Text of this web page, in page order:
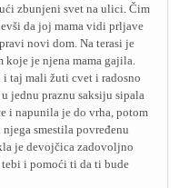
zbunjeni svet na ulici. Čim
da joj mama vidi prljave
novi dom. Na terasi je
je njena mama gajila.
taj mali žuti cvet i radosno
jednu praznu saksiju sipala
i napunila je do vrha, potom
smestila povređenu
je devojčica zadovoljno
tebi i pomoći ti da ti bude